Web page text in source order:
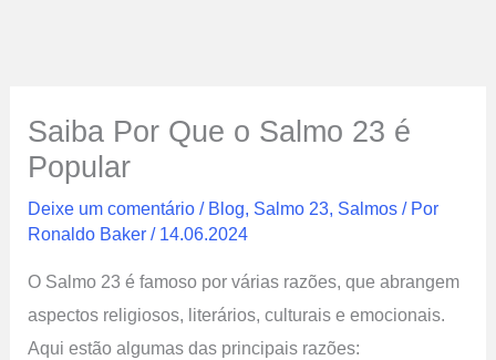
Saiba Por Que o Salmo 23 é
Popular
Deixe um comentário / Blog, Salmo 23, Salmos / Por
Ronaldo Baker/ 14.06.2024
O Salmo 23 é famoso por várias razões, que abrangem
aspectos religiosos, literários, culturais e emocionais.
Aqui estão algumas das principais razões: